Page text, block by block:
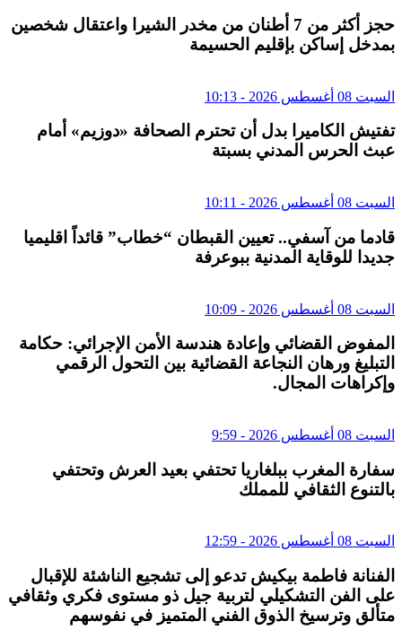
حجز أكثر من 7 أطنان من مخدر الشيرا واعتقال شخصين
بمدخل إساكن بإقليم الحسيمة
السبت 08 أغسطس 2026 - 10:13
تفتيش الكاميرا بدل أن تحترم الصحافة «دوزيم» أمام
عبث الحرس المدني بسبتة
السبت 08 أغسطس 2026 - 10:11
قادما من آسفي.. تعيين القبطان “خطاب” قائداً اقليميا
جديدا للوقاية المدنية ببوعرفة
السبت 08 أغسطس 2026 - 10:09
المفوض القضائي وإعادة هندسة الأمن الإجرائي: حكامة
التبليغ ورهان النجاعة القضائية بين التحول الرقمي
وإكراهات المجال.
السبت 08 أغسطس 2026 - 9:59
سفارة المغرب ببلغاريا تحتفي بعيد العرش وتحتفي
بالتنوع الثقافي للمملك
السبت 08 أغسطس 2026 - 12:59
الفنانة فاطمة بيكيش تدعو إلى تشجيع الناشئة للإقبال
على الفن التشكيلي لتربية جيل ذو مستوى فكري وثقافي
متألق وترسيخ الذوق الفني المتميز في نفوسهم